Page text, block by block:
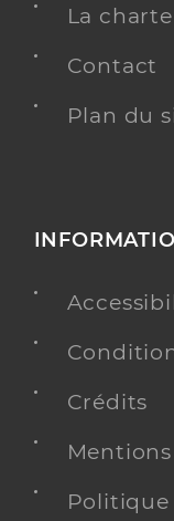
La
Contact
Plan du
Crédits